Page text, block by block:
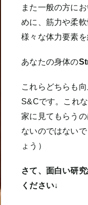
また一般の方に
めに、筋力や柔
様々な体力要素を
あなたの身体の
これらどちらも
S&Cです。これ
家に見てもらう
ないのではない
ょう）
さて、面白い研
ください↓